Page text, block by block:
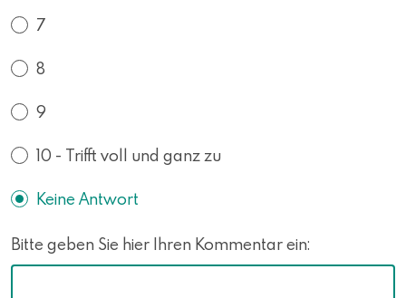
7
8
9
10 - Trifft voll und ganz zu
Keine Antwort
Bitte geben Sie hier Ihren Kommentar ein: